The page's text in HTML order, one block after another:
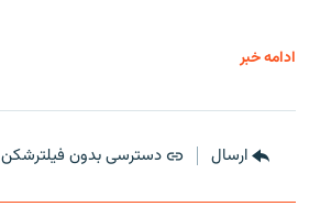
ادامه خبر
ارسال دسترسی بدون فیلترشکن